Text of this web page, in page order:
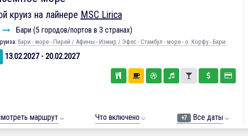
круиз на лайнере MSC Lirica
Бари (5 городов/портов в 3 странах)
Бари - море - Пирей / Афины - Измир / Эфес - Стамбул - море - о. Корфу - Бари
13.02.2027 - 20.02.2027
маршрут Что включено +7 Все даты